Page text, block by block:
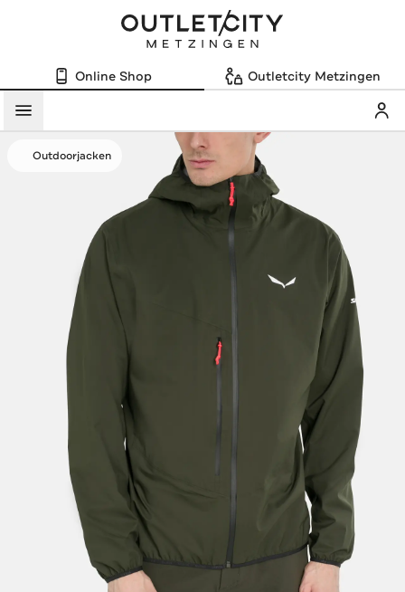
Online Shop Outletcity Metzingen
Menü
Outdoorjacken